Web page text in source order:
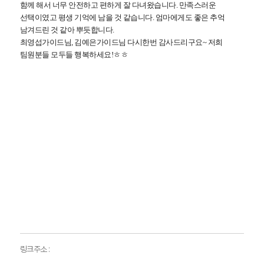
함께 해서 너무 안전하고 편하게 잘 다녀왔습니다. 만족스러운
선택이였고 평생 기억에 남을 것 같습니다. 엄마에게도 좋은 추억
남겨드린 것 같아 뿌듯합니다.
최영섭가이드님, 김예은가이드님 다시한번 감사드리구요~ 저희
팀원분들 모두들 행복하세요!ㅎㅎ
링크주소 :